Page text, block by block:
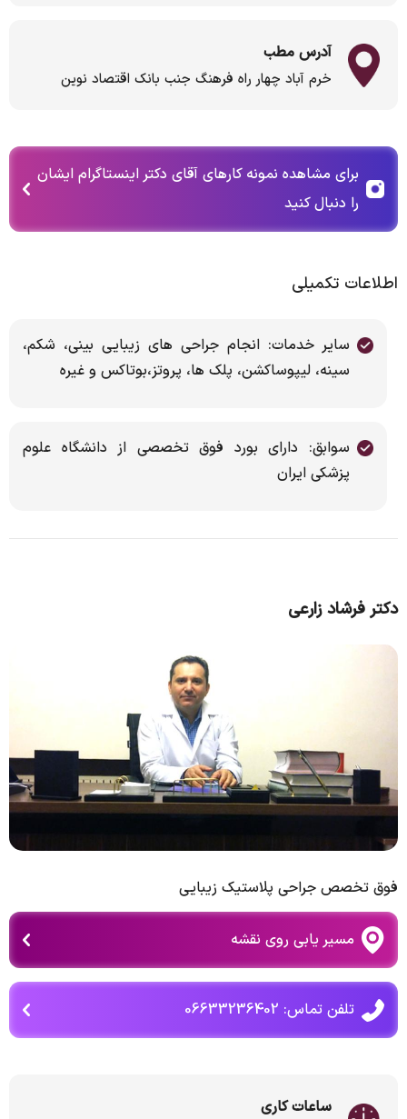
آدرس مطب
خرم آباد چهار راه فرهنگ جنب بانک اقتصاد نوین
برای مشاهده نمونه کارهای آقای دکتر اینستاگرام ایشان
را دنبال کنید
اطلاعات تکمیلی
سایر خدمات: انجام جراحی های زیبایی بینی، شکم،
سینه، لیپوساکشن، پلک ها، پروتز،بوتاکس و غیره
سوابق: دارای بورد فوق تخصصی از دانشگاه علوم
پزشکی ایران
دکتر فرشاد زارعی
فوق تخصص جراحی پلاستیک زیبایی
مسیر یابی روی نقشه
تلفن تماس: 06633236402
ساعات کاری